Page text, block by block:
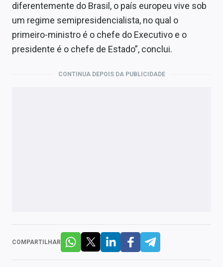
diferentemente do Brasil, o país europeu vive sob
um regime semipresidencialista, no qual o
primeiro-ministro é o chefe do Executivo e o
presidente é o chefe de Estado”, conclui.
CONTINUA DEPOIS DA PUBLICIDADE
COMPARTILHAR